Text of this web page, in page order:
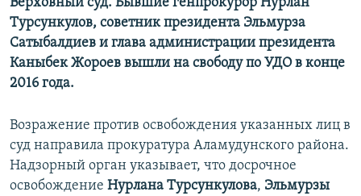
Верховный суд. Бывшие генпрокурор Нурлан
Турсункулов, советник президента Эльмурза
Сатыбалдиев и глава администрации президента
Каныбек Жороев вышли на свободу по УДО в конце
2016 года.
Возражение против освобождения указанных лиц в
суд направила прокуратура Аламудунского района.
Надзорный орган указывает, что досрочное
освобождение Нурлана Турсункулова, Эльмурзы